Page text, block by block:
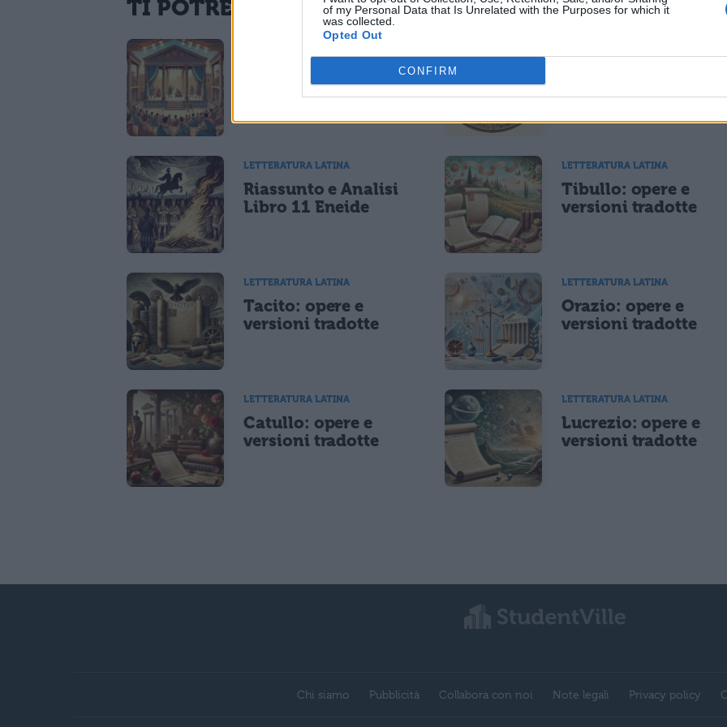
of my Personal Data that Is Unrelated with the Purposes for which it
was collected.
Opted Out
CONFIRM
TI POTREBBE INTERESSARE
LETTERATURA LATINA
Riassunto e Analisi
Libro 11 Eneide
LETTERATURA LATINA
Tibullo: opere e
versioni tradotte
LETTERATURA LATINA
Tacito: opere e
versioni tradotte
LETTERATURA LATINA
Orazio: opere e
versioni tradotte
LETTERATURA LATINA
Catullo: opere e
versioni tradotte
LETTERATURA LATINA
Lucrezio: opere e
versioni tradotte
Chi siamo Pubblicità Collabora con noi Note legali Privacy policy